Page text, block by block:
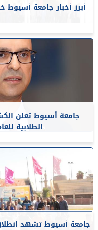
جامعة أسيوط تعلن
الطلابية للعام